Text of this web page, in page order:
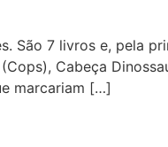
São 7 livros e, pela
Cabeça
marcariam […]